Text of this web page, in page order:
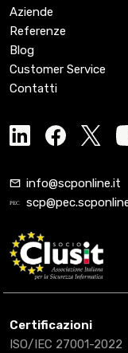
Aziende
Referenze
Blog
Customer Service
Contatti
info@scponline.it
Certificazioni
ISO/IEC 27001-2022